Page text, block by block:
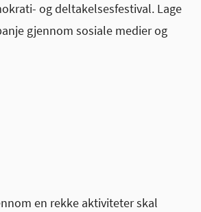
og deltakelsesfestival. Lage
gjennom sosiale medier og
en rekke aktiviteter skal